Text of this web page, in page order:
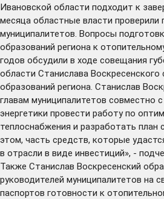
Ивановской области подходит к
месяца областные власти проверили
муниципалитетов. Вопросы
образований региона к
годов обсудили в ходе совещания
области Станислава Воскресенского
образований региона. Станислав
главам муниципалитетов совместно
энергетики провести работу по
теплоснабжения и разработать план
этом, часть средств, которые
в отрасли в виде инвестиций», -
Также Станислав Воскресенский
руководителей муниципалитетов на
паспортов готовности к